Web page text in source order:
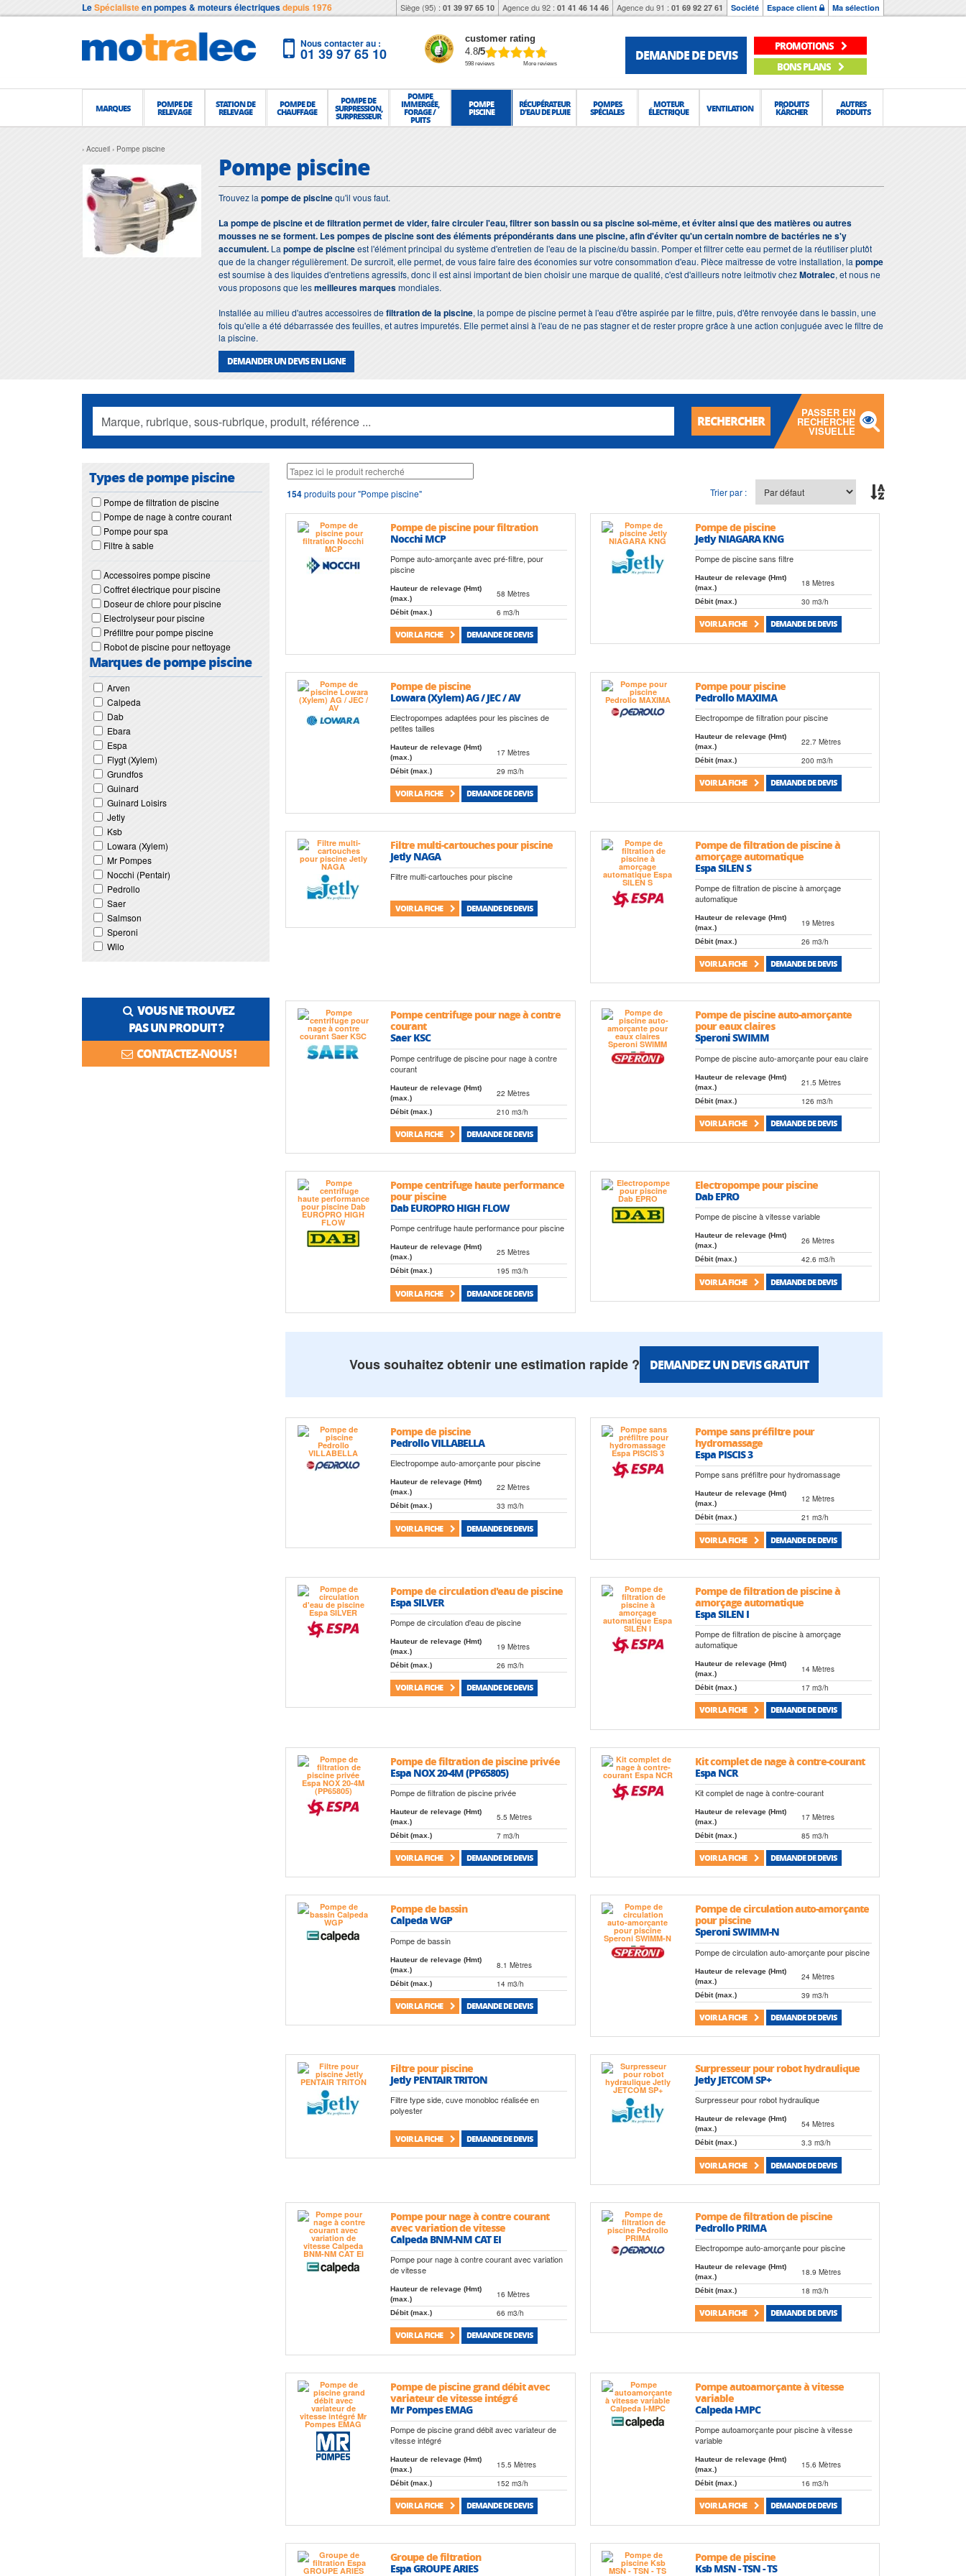
LeSpécialisteen pompes & moteurs électriquesdepuis 1976 Siège (95) : 01 39 97 65 10 Agence du 92 : 01 41 46 14 46 Agence du 91 : 01 69 92 27 61 Société Espace client Ma sélection
Nous contacter au :
01 39 97 65 10
customer rating
4.8/5
598 reviews More reviews
DEMANDE DE DEVIS
PROMOTIONS
BONS PLANS
MARQUES POMPE DE
RELEVAGE
STATION DE
RELEVAGE
POMPE DE
CHAUFFAGE
POMPE DE
SURPRESSION,
SURPRESSEUR
POMPE
IMMERGÉE,
FORAGE /
PUITS
POMPE
PISCINE
RÉCUPÉRATEUR
D'EAU DE PLUIE
POMPES
SPÉCIALES
MOTEUR
ÉLECTRIQUE VENTILATION PRODUITS
KÄRCHER
AUTRES
PRODUITS
Accueil Pompe piscine
Pompe piscine
Trouvez la pompe de piscinequ'il vous faut.
La pompe de piscine et de filtration permet de vider, faire circuler l'eau, filtrer son bassin ou sa piscine soi-même, et éviter ainsi que des matières ou autres
mousses ne se forment. Les pompes de piscine sont des éléments prépondérants dans une piscine, afin d'éviter qu'un certain nombre de bactéries ne s'y
accumulent. La pompe de piscineest l'élément principal du système d'entretien de l'eau de la piscine/du bassin. Pomper et filtrer cette eau permet de la réutiliser plutôt
que de la changer régulièrement. De surcroît, elle permet, de vous faire faire des économies sur votre consommation d'eau. Pièce maîtresse de votre installation, la pompe
est soumise à des liquides d'entretiens agressifs, donc il est ainsi important de bien choisir une marque de qualité, c'est d'ailleurs notre leitmotiv chezMotralec, et nous ne
vous proposons que lesmeilleures marquesmondiales.
Installée au milieu d'autres accessoires defiltration de la piscine, la pompe de piscine permet à l'eau d'être aspirée par le filtre, puis, d'être renvoyée dans le bassin, une
fois qu'elle a été débarrassée des feuilles, et autres impuretés. Elle permet ainsi à l'eau de ne pas stagner et de rester propre grâce à une action conjuguée avec le filtre de
la piscine.
DEMANDER UN DEVIS EN LIGNE
RECHERCHER
PASSER EN
RECHERCHE
VISUELLE
Types de pompe piscine
Pompe de filtration de piscine
Pompe de nage à contre courant
Pompe pour spa
Filtre à sable
Accessoires pompe piscine
Coffret électrique pour piscine
Doseur de chlore pour piscine
Electrolyseur pour piscine
Préfiltre pour pompe piscine
Robot de piscine pour nettoyage
Marques de pompe piscine
Arven
Calpeda
Dab
Ebara
Espa
Flygt (Xylem)
Grundfos
Guinard
Guinard Loisirs
Jetly
Ksb
Lowara (Xylem)
Mr Pompes
Nocchi (Pentair)
Pedrollo
Saer
Salmson
Speroni
Wilo
VOUS NE TROUVEZ
PAS UN PRODUIT ?
CONTACTEZ-NOUS !
154produits pour "Pompe piscine" Trier par :
Pompe de piscine pour filtration
Nocchi MCP
Pompe auto-amorçante avec pré-filtre, pour
piscine
Hauteur de relevage (Hmt)
(max.)
58 Mètres
Débit (max.) 6 m3/h
VOIR LA FICHE DEMANDE DE DEVIS
Pompe de piscine
Jetly NIAGARA KNG
Pompe de piscine sans filtre
Hauteur de relevage (Hmt)
(max.)
18 Mètres
Débit (max.) 30 m3/h
VOIR LA FICHE DEMANDE DE DEVIS
Pompe de piscine
Lowara (Xylem) AG / JEC / AV
Electropompes adaptées pour les piscines de
petites tailles
Hauteur de relevage (Hmt)
(max.)
17 Mètres
Débit (max.) 29 m3/h
VOIR LA FICHE DEMANDE DE DEVIS
Pompe pour piscine
Pedrollo MAXIMA
Electropompe de filtration pour piscine
Hauteur de relevage (Hmt)
(max.)
22.7 Mètres
Débit (max.) 200 m3/h
VOIR LA FICHE DEMANDE DE DEVIS
Filtre multi-cartouches pour piscine
Jetly NAGA
Filtre multi-cartouches pour piscine
VOIR LA FICHE DEMANDE DE DEVIS
Pompe de filtration de piscine à
amorçage automatique
Espa SILEN S
Pompe de filtration de piscine à amorçage
automatique
Hauteur de relevage (Hmt)
(max.)
19 Mètres
Débit (max.) 26 m3/h
VOIR LA FICHE DEMANDE DE DEVIS
Pompe centrifuge pour nage à contre
courant
Saer KSC
Pompe centrifuge de piscine pour nage à contre
courant
Hauteur de relevage (Hmt)
(max.)
22 Mètres
Débit (max.) 210 m3/h
VOIR LA FICHE DEMANDE DE DEVIS
Pompe de piscine auto-amorçante
pour eaux claires
Speroni SWIMM
Pompe de piscine auto-amorçante pour eau claire
Hauteur de relevage (Hmt)
(max.)
21.5 Mètres
Débit (max.) 126 m3/h
VOIR LA FICHE DEMANDE DE DEVIS
Pompe centrifuge haute performance
pour piscine
Dab EUROPRO HIGH FLOW
Pompe centrifuge haute performance pour piscine
Hauteur de relevage (Hmt)
(max.)
25 Mètres
Débit (max.) 195 m3/h
VOIR LA FICHE DEMANDE DE DEVIS
Electropompe pour piscine
Dab EPRO
Pompe de piscine à vitesse variable
Hauteur de relevage (Hmt)
(max.)
26 Mètres
Débit (max.) 42.6 m3/h
VOIR LA FICHE DEMANDE DE DEVIS
Vous souhaitez obtenir une estimation rapide ? DEMANDEZ UN DEVIS GRATUIT
Pompe de piscine
Pedrollo VILLABELLA
Electropompe auto-amorçante pour piscine
Hauteur de relevage (Hmt)
(max.)
22 Mètres
Débit (max.) 33 m3/h
VOIR LA FICHE DEMANDE DE DEVIS
Pompe sans préfiltre pour
hydromassage
Espa PISCIS 3
Pompe sans préfiltre pour hydromassage
Hauteur de relevage (Hmt)
(max.)
12 Mètres
Débit (max.) 21 m3/h
VOIR LA FICHE DEMANDE DE DEVIS
Pompe de circulation d'eau de piscine
Espa SILVER
Pompe de circulation d'eau de piscine
Hauteur de relevage (Hmt)
(max.)
19 Mètres
Débit (max.) 26 m3/h
VOIR LA FICHE DEMANDE DE DEVIS
Pompe de filtration de piscine à
amorçage automatique
Espa SILEN I
Pompe de filtration de piscine à amorçage
automatique
Hauteur de relevage (Hmt)
(max.)
14 Mètres
Débit (max.) 17 m3/h
VOIR LA FICHE DEMANDE DE DEVIS
Pompe de filtration de piscine privée
Espa NOX 20-4M (PP65805)
Pompe de filtration de piscine privée
Hauteur de relevage (Hmt)
(max.)
5.5 Mètres
Débit (max.) 7 m3/h
VOIR LA FICHE DEMANDE DE DEVIS
Kit complet de nage à contre-courant
Espa NCR
Kit complet de nage à contre-courant
Hauteur de relevage (Hmt)
(max.)
17 Mètres
Débit (max.) 85 m3/h
VOIR LA FICHE DEMANDE DE DEVIS
Pompe de bassin
Calpeda WGP
Pompe de bassin
Hauteur de relevage (Hmt)
(max.)
8.1 Mètres
Débit (max.) 14 m3/h
VOIR LA FICHE DEMANDE DE DEVIS
Pompe de circulation auto-amorçante
pour piscine
Speroni SWIMM-N
Pompe de circulation auto-amorçante pour piscine
Hauteur de relevage (Hmt)
(max.)
24 Mètres
Débit (max.) 39 m3/h
VOIR LA FICHE DEMANDE DE DEVIS
Filtre pour piscine
Jetly PENTAIR TRITON
Filtre type side, cuve monobloc réalisée en
polyester
VOIR LA FICHE DEMANDE DE DEVIS
Surpresseur pour robot hydraulique
Jetly JETCOM SP+
Surpresseur pour robot hydraulique
Hauteur de relevage (Hmt)
(max.)
54 Mètres
Débit (max.) 3.3 m3/h
VOIR LA FICHE DEMANDE DE DEVIS
Pompe pour nage à contre courant
avec variation de vitesse
Calpeda BNM-NM CAT EI
Pompe pour nage à contre courant avec variation
de vitesse
Hauteur de relevage (Hmt)
(max.)
16 Mètres
Débit (max.) 66 m3/h
VOIR LA FICHE DEMANDE DE DEVIS
Pompe de filtration de piscine
Pedrollo PRIMA
Electropompe auto-amorçante pour piscine
Hauteur de relevage (Hmt)
(max.)
18.9 Mètres
Débit (max.) 18 m3/h
VOIR LA FICHE DEMANDE DE DEVIS
Pompe de piscine grand débit avec
variateur de vitesse intégré
Mr Pompes EMAG
Pompe de piscine grand débit avec variateur de
vitesse intégré
Hauteur de relevage (Hmt)
(max.)
15.5 Mètres
Débit (max.) 152 m3/h
VOIR LA FICHE DEMANDE DE DEVIS
Pompe autoamorçante à vitesse
variable
Calpeda I-MPC
Pompe autoamorçante pour piscine à vitesse
variable
Hauteur de relevage (Hmt)
(max.)
15.6 Mètres
Débit (max.) 16 m3/h
VOIR LA FICHE DEMANDE DE DEVIS
Groupe de filtration
Espa GROUPE ARIES
Pompe de piscine
Ksb MSN - TSN - TS